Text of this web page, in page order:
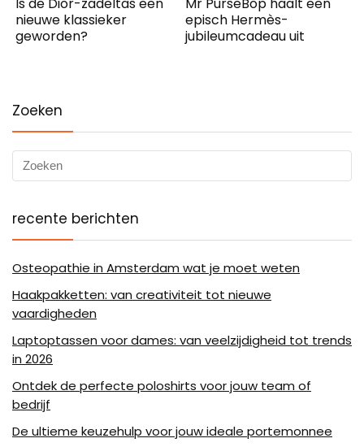
nieuwe klassieker
geworden?
episch Hermès-
jubileumcadeau uit
Zoeken
recente berichten
Osteopathie in Amsterdam wat je moet weten
Haakpakketten: van creativiteit tot nieuwe
vaardigheden
Laptoptassen voor dames: van veelzijdigheid tot trends
in 2026
Ontdek de perfecte poloshirts voor jouw team of
bedrijf
De ultieme keuzehulp voor jouw ideale portemonnee